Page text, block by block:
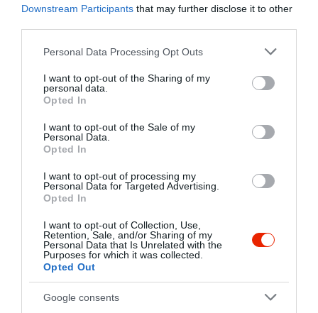
Downstream Participants that may further disclose it to other
Please note that this website/app uses one or more Google
not limited to your visit or usage behaviour. You may click to
grant or deny consent to Google and its third-party tags to
use your data for below specified purposes in below Google
consent section.
Personal Data Processing Opt Outs
I want to opt-out of the Sharing of my
personal data.
Opted In
I want to opt-out of the Sale of my
Personal Data.
Opted In
I want to opt-out of processing my
Personal Data for Targeted Advertising.
Opted In
I want to opt-out of Collection, Use,
Retention, Sale, and/or Sharing of my
Personal Data that Is Unrelated with the
Purposes for which it was collected.
Opted Out
Google consents
Értékelések Értékeld Te is
3.7
Összesen 3
5 2
4 0
2 0
1 1